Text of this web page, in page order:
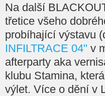
Na další
třetice všeho
probíhající výstavu
INFILTRACE 04'' v
afterparty aka
klubu Stamina,
výlet. Více o dění v